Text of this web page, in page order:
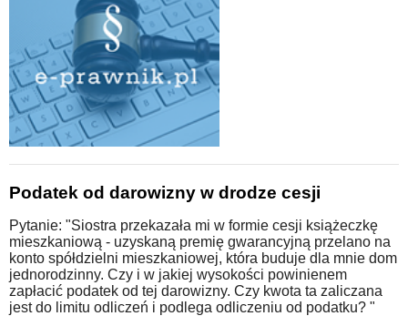
Podatek od darowizny w drodze cesji
Pytanie: "Siostra przekazała mi w formie cesji książeczkę
mieszkaniową - uzyskaną premię gwarancyjną przelano na
konto spółdzielni mieszkaniowej, która buduje dla mnie dom
jednorodzinny. Czy i w jakiej wysokości powinienem
zapłacić podatek od tej darowizny. Czy kwota ta zaliczana
jest do limitu odliczeń i podlega odliczeniu od podatku? "